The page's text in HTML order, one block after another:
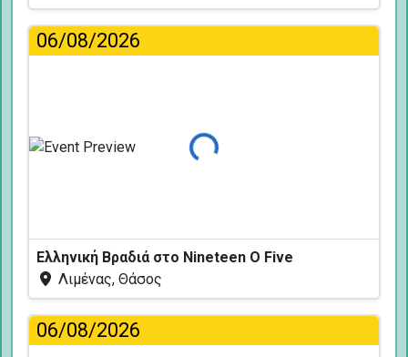
06/08/2026
Φόρτωση...
Ελληνική Βραδιά στο Nineteen O Five
Λιμένας, Θάσος
06/08/2026